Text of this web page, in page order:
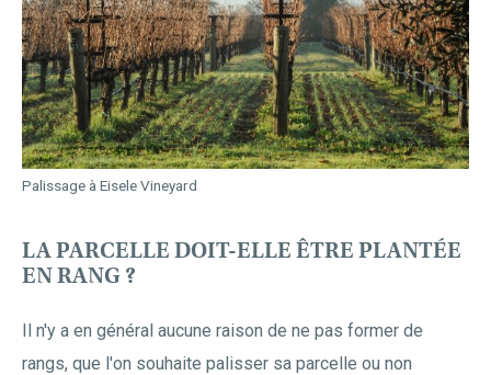
LA PARCELLE DOIT-ELLE ÊTRE PLANTÉE
EN RANG ?
Il n'y a en général aucune raison de ne pas former de
rangs, que l'on souhaite palisser sa parcelle ou non
Palissage à Eisele Vineyard